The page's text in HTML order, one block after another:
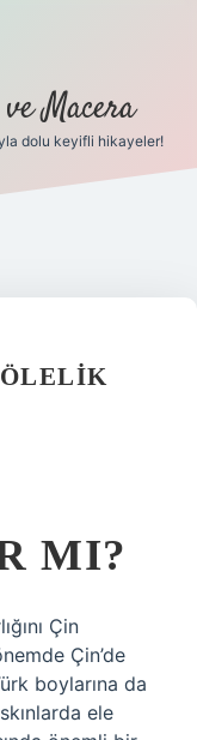
Macera
dolu keyifli hikayeler!
MI?
Çin
Çin’de
boylarına da
ele